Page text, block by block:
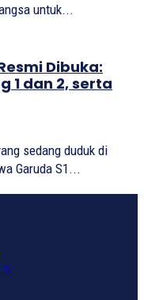
untuk...
Dibuka:
1 dan 2, serta
sedang duduk di
Garuda S1...